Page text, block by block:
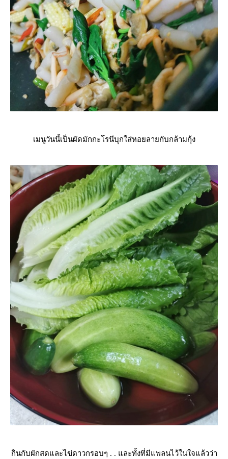
เมนูวันนี้เป็นผัดมักกะโรนีบุกใส่หอยลายกับกล้ามกุ้ง
กินกับผักสดและไข่ดาวกรอบๆ . . และทั้งที่มีแพลนไว้ในใจแล้วว่า